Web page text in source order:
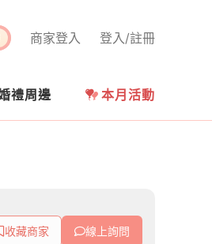
登入/註冊
商家登入
禮周邊 本月活動
收藏商家 線上詢問